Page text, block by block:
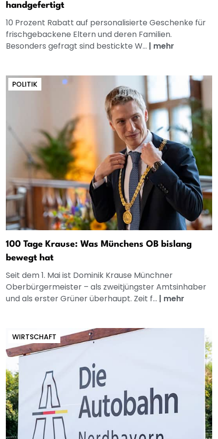
handgefertigt
10 Prozent Rabatt auf personalisierte Geschenke für
frischgebackene Eltern und deren Familien.
Besonders gefragt sind bestickte W... | mehr
POLITIK
100 Tage Krause: Was Münchens OB bislang
bewegt hat
Seit dem 1. Mai ist Dominik Krause Münchner
Oberbürgermeister – als zweitjüngster Amtsinhaber
und als erster Grüner überhaupt. Zeit f... | mehr
WIRTSCHAFT